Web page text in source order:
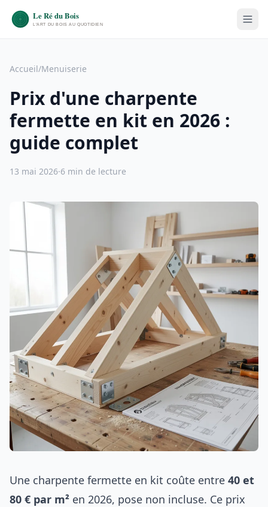
Accueil/Menuiserie
Prix d'une charpente
fermette en kit en 2026 :
guide complet
13 mai 2026·6 min de lecture
Une charpente fermette en kit coûte entre 40 et
80 € par m² en 2026, pose non incluse. Ce prix